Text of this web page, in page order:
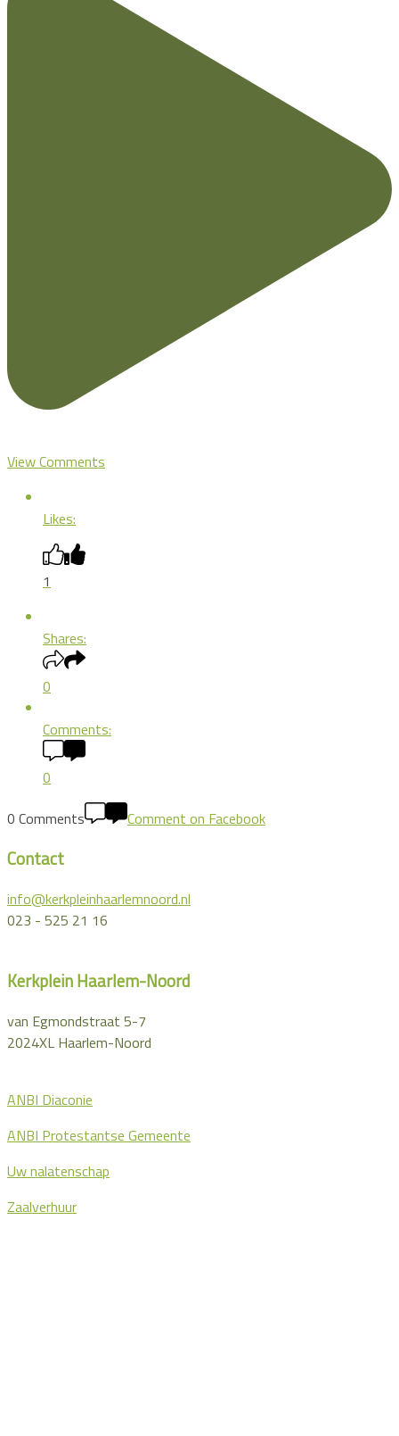
View Comments
Likes:
1
Shares:
0
Comments:
0
0 Comments
Comment on Facebook
Contact
info@kerkpleinhaarlemnoord.nl
023 - 525 21 16
Kerkplein Haarlem-Noord
van Egmondstraat 5-7
2024XL Haarlem-Noord
ANBI Diaconie
ANBI Protestantse Gemeente
Uw nalatenschap
Zaalverhuur